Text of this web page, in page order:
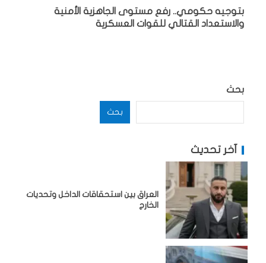
بتوجيه حكومي.. رفع مستوى الجاهزية الأمنية
والاستعداد القتالي للقوات العسكرية
بحث
بحث
آخر تحديث
‏العراق بين استحقاقات الداخل وتحديات
الخارج